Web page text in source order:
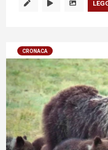
CRONACA